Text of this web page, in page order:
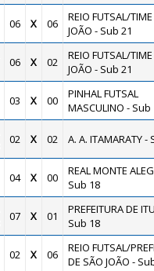
06 X 06
REIO FUTSAL/
JOÃO - Sub 21
06 X 02
REIO FUTSAL/
JOÃO - Sub 21
03 X 00
PINHAL FUTSAL
MASCULINO - Sub
02 X 02 A. A. ITAMARATY -
04 X 00
REAL MONTE
Sub 18
07 X 01
PREFEITURA DE
Sub 18
02 X 06
REIO FUTSAL/
DE SÃO JOÃO -